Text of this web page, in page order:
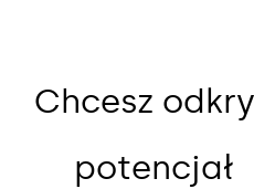
Chcesz
potencjał